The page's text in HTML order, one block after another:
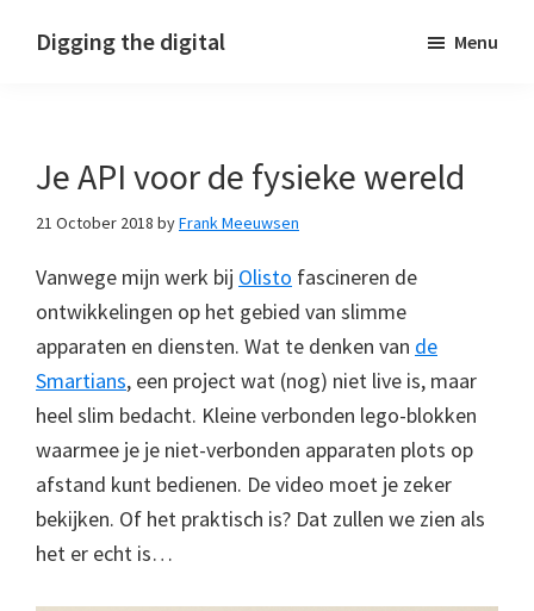
Digging the digital Menu
Je API voor de fysieke wereld
21 October 2018 byFrank Meeuwsen
Vanwege mijn werk bij Olisto fascineren de
ontwikkelingen op het gebied van slimme
apparaten en diensten. Wat te denken van de
Smartians, een project wat (nog) niet live is, maar
heel slim bedacht. Kleine verbonden lego-blokken
waarmee je je niet-verbonden apparaten plots op
afstand kunt bedienen. De video moet je zeker
bekijken. Of het praktisch is? Dat zullen we zien als
het er echt is…